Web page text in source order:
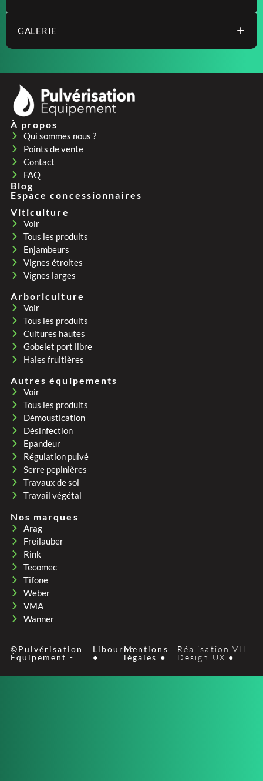
GALERIE
À propos
Qui sommes nous ?
Points de vente
Contact
FAQ
Blog
Espace concessionnaires
Viticulture
Voir
Tous les produits
Enjambeurs
Vignes étroites
Vignes larges
Arboriculture
Voir
Tous les produits
Cultures hautes
Gobelet port libre
Haies fruitières
Autres équipements
Voir
Tous les produits
Démoustication
Désinfection
Epandeur
Régulation pulvé
Serre pepinières
Travaux de sol
Travail végétal
Nos marques
Arag
Freilauber
Rink
Tecomec
Tifone
Weber
VMA
Wanner
©Pulvérisation
Équipement -
Libourne
●
Mentions
légales ●
Réalisation VH
Design UX ●